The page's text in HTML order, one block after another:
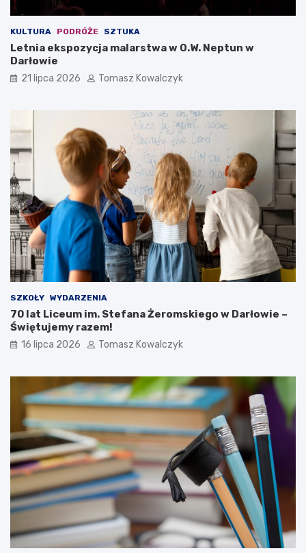
KULTURA PODRÓŻE SZTUKA
Letnia ekspozycja malarstwa w O.W. Neptun w
Darłowie
21 lipca 2026 Tomasz Kowalczyk
SZKOŁY WYDARZENIA
70 lat Liceum im. Stefana Żeromskiego w Darłowie –
Świętujemy razem!
16 lipca 2026 Tomasz Kowalczyk